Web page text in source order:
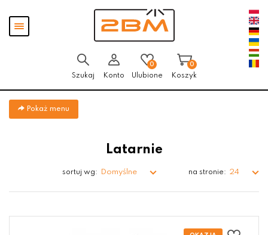
Pokaż
menu
Szukaj Konto
0
Ulubione
0
Koszyk
Pokaż menu
Latarnie
sortuj wg: Domyślne na stronie: 24